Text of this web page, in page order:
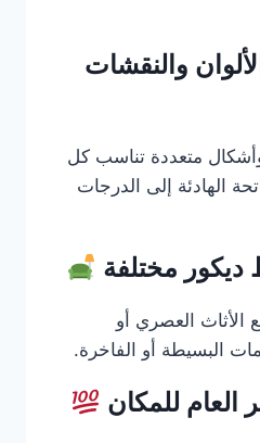
وأشكال متعددة تناسب كل
الهادئة إلى الدرجات
الأثاث العصري أو
البسيطة أو الفاخرة.